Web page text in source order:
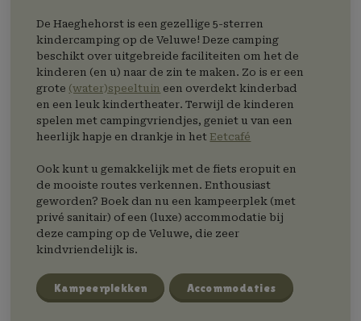
De Haeghehorst is een gezellige 5-sterren
kindercamping op de Veluwe! Deze camping
beschikt over uitgebreide faciliteiten om het de
kinderen (en u) naar de zin te maken. Zo is er een
grote (water)speeltuin een overdekt kinderbad
en een leuk kindertheater. Terwijl de kinderen
spelen met campingvriendjes, geniet u van een
heerlijk hapje en drankje in het Eetcafé
Ook kunt u gemakkelijk met de fiets eropuit en
de mooiste routes verkennen. Enthousiast
geworden? Boek dan nu een kampeerplek (met
privé sanitair) of een (luxe) accommodatie bij
deze camping op de Veluwe, die zeer
kindvriendelijk is.
Kampeerplekken Accommodaties